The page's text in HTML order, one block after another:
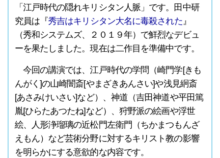
「江戸時代の隠れキリシタン人脈」です。田中研
究員は『秀吉はキリシタン大名に毒殺された』
（秀和システムズ、２０１９年）で鮮烈なデビュ
ーを果たしました。現在は二作目を準備中です。
今回の講演では、江戸時代の学問（崎門学[きも
んがく]の山崎闇斎[やまざきあんさい]や浅見絅斎
[あさみけいさい]など）、神道（吉田神道や平田篤
胤[ひらたあつたね]など）、狩野派の絵画や浮世
絵、人形浄瑠璃の近松門左衛門（ちかまつもんざ
えもん）など芸術分野に対するキリスト教の影響
を明らかにする意欲的な内容です。